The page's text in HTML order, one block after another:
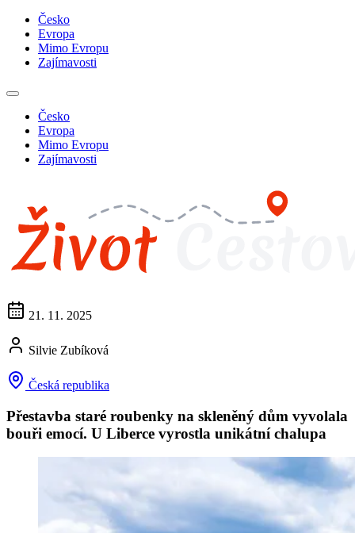
Česko
Evropa
Mimo Evropu
Zajímavosti
Česko
Evropa
Mimo Evropu
Zajímavosti
21. 11. 2025
Silvie Zubíková
Česká republika
Přestavba staré roubenky na skleněný dům vyvolala
bouři emocí. U Liberce vyrostla unikátní chalupa